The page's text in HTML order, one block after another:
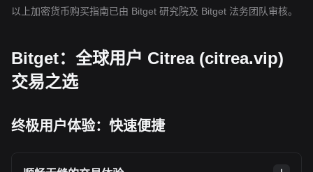
以上加密货币购买指南已由 Bitget 研究院及 Bitget 法务团队审核。
Bitget：全球用户 Citrea (citrea.vip)
交易之选
终极用户体验：快速便捷